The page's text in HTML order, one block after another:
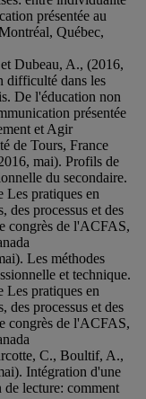
présentée au
Québec,
Dubeau, A., (2016,
difficulté dans les
De l'éducation non
présentée
et Agir
de Tours, France
mai). Profils de
du secondaire.
Les pratiques en
des processus et des
congrès de l'ACFAS,
Les méthodes
et technique.
Les pratiques en
des processus et des
congrès de l'ACFAS,
C., Boultif, A.,
Intégration d'une
lecture: comment